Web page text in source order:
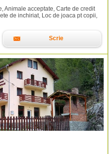
Animale acceptate, Carte de credit
de inchiriat, Loc de joaca pt copii,
Scrie